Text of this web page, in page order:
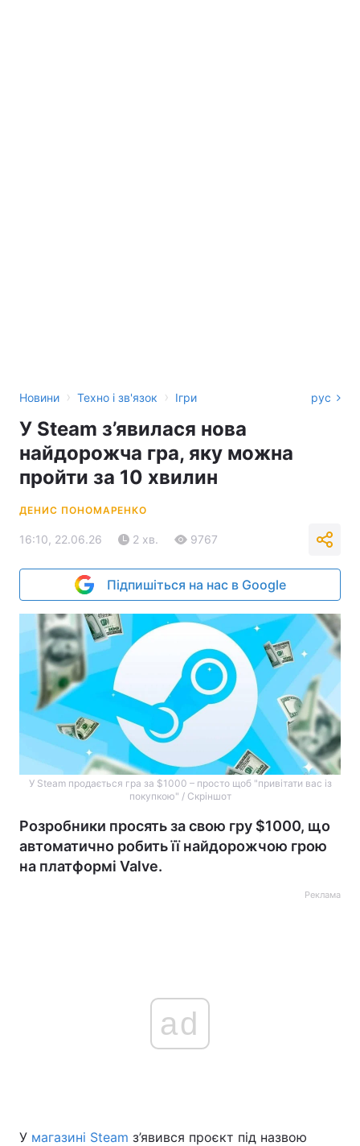
Новини › Техно і зв'язок › Ігри рус
У Steam з’явилася нова
найдорожча гра, яку можна
пройти за 10 хвилин
ДЕНИС ПОНОМАРЕНКО
16:10, 22.06.26 2 хв. 9767
Підпишіться на нас в Google
У Steam продається гра за $1000 – просто щоб "привітати вас із
покупкою" / Скріншот
Розробники просять за свою гру $1000, що
автоматично робить її найдорожчою грою
на платформі Valve.
Реклама
ad
У магазині Steam з’явився проєкт під назвою